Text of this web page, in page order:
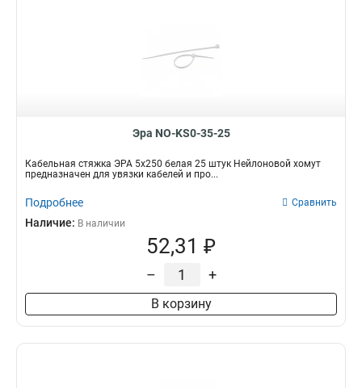
Эра NO-KS0-35-25
Кабельная стяжка ЭРА 5x250 белая 25 штук Нейлоновой хомут
предназначен для увязки кабелей и про...
Подробнее Сравнить
Наличие: В наличии
52,31 ₽
– +
В корзину